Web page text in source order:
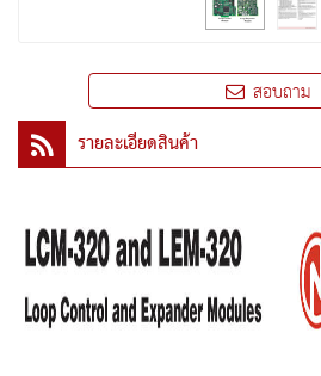
สอบถาม
รายละเอียดสินค้า